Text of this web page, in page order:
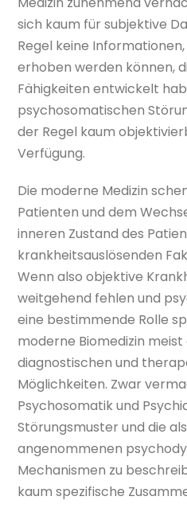
sich kaum für subjektive
Regel keine
erhoben werden können,
Fähigkeiten entwickelt
psychosomatischen
der Regel kaum
Verfügung.
Die moderne Medizin
Patienten und dem
inneren Zustand des
krankheitsauslösenden
Wenn also objektive
weitgehend fehlen und
eine bestimmende Rolle
moderne Biomedizin
diagnostischen und
Möglichkeiten. Zwar
Psychosomatik und
Störungsmuster und die
angenommenen
Mechanismen zu
kaum spezifische